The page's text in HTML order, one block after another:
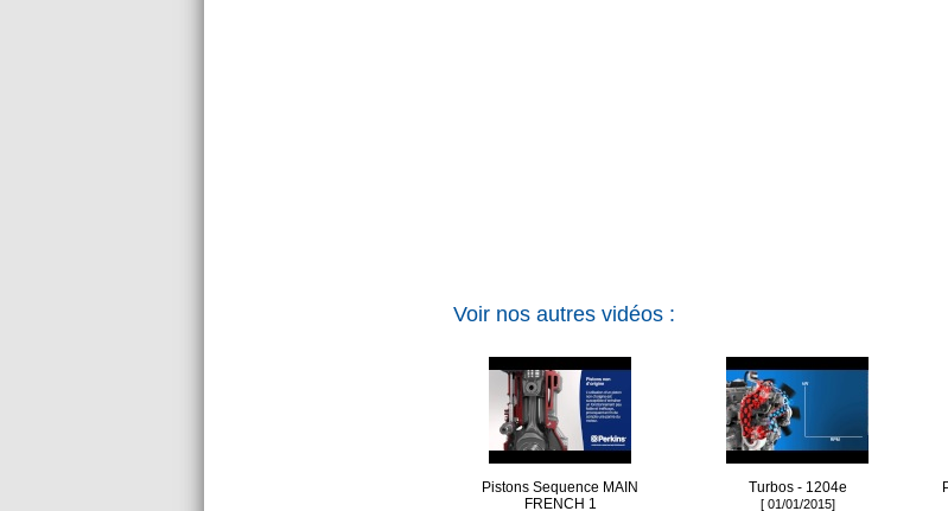
Voir nos autres vidéos :
Pistons Sequence MAIN
FRENCH 1
Turbos - 1204e
[ 01/01/2015]